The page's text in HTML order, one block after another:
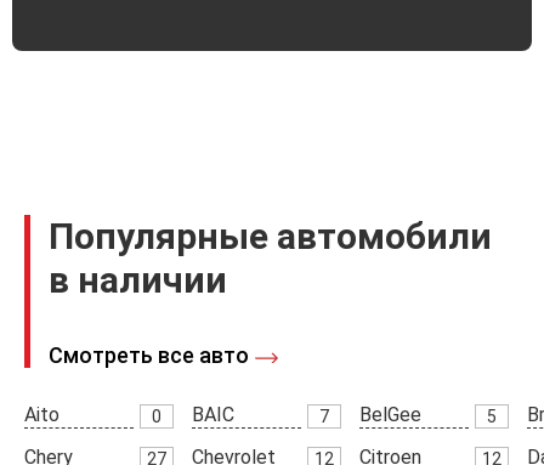
Популярные автомобили
в наличии
Смотреть все авто
Aito 0 BAIC 7 BelGee 5
Chery
27 Chevrolet 12 Citroen 12